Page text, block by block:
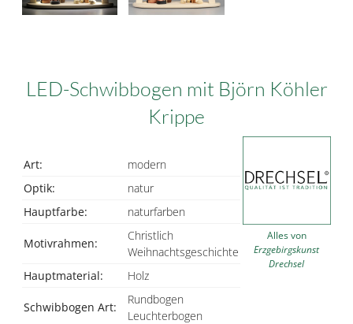
LED-Schwibbogen mit Björn Köhler
Krippe
Art:
modern
Optik:
natur
Hauptfarbe:
naturfarben
Motivrahmen:
Christlich
Weihnachtsgeschichte
Hauptmaterial:
Holz
Schwibbogen Art:
Rundbogen
Leuchterbogen
Alles von
Erzgebirgskunst
Drechsel